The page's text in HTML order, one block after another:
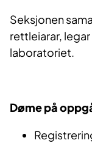
Seksjonen
rettleiarar,
laboratoriet.
Døme på